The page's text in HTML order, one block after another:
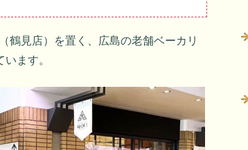
鶴見店）を置く、広島の老舗ベーカリ
ます。